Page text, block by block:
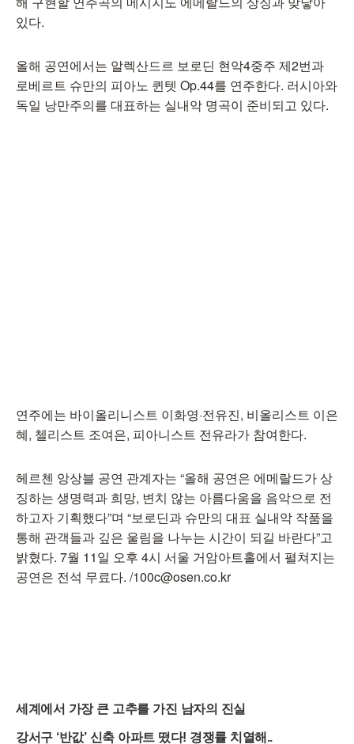
있다.
올해 공연에서는 알렉산드르 보로딘 현악4중주 제2번과
로베르트 슈만의 피아노 퀸텟 Op.44를 연주한다. 러시아와
독일 낭만주의를 대표하는 실내악 명곡이 준비되고 있다.
연주에는 바이올리니스트 이화영·전유진, 비올리스트 이은
혜, 첼리스트 조여은, 피아니스트 전유라가 참여한다.
헤르첸 앙상블 공연 관계자는 “올해 공연은 에메랄드가 상
징하는 생명력과 희망, 변치 않는 아름다움을 음악으로 전
하고자 기획했다”며 “보로딘과 슈만의 대표 실내악 작품을
통해 관객들과 깊은 울림을 나누는 시간이 되길 바란다”고
밝혔다. 7월 11일 오후 4시 서울 거암아트홀에서 펼쳐지는
공연은 전석 무료다. /100c@osen.co.kr